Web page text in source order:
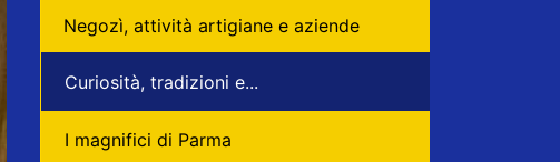
Negozì, attività artigiane e aziende
Curiosità, tradizioni e...
I magnifici di Parma